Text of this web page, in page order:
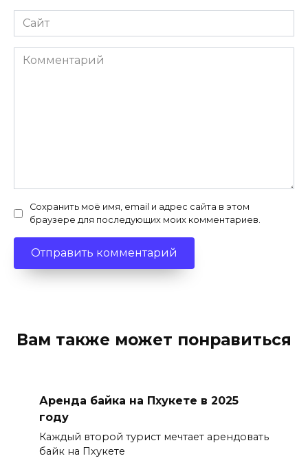
Сайт
Комментарий
Сохранить моё имя, email и адрес сайта в этом
браузере для последующих моих комментариев.
Вам также может понравиться
Аренда байка на Пхукете в 2025
году
Каждый второй турист мечтает арендовать
байк на Пхукете